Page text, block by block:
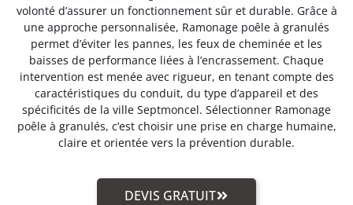
volonté d’assurer un fonctionnement sûr et durable. Grâce à
une approche personnalisée, Ramonage poêle à granulés
permet d’éviter les pannes, les feux de cheminée et les
baisses de performance liées à l’encrassement. Chaque
intervention est menée avec rigueur, en tenant compte des
caractéristiques du conduit, du type d’appareil et des
spécificités de la ville Septmoncel. Sélectionner Ramonage
poêle à granulés, c’est choisir une prise en charge humaine,
claire et orientée vers la prévention durable.
DEVIS GRATUIT